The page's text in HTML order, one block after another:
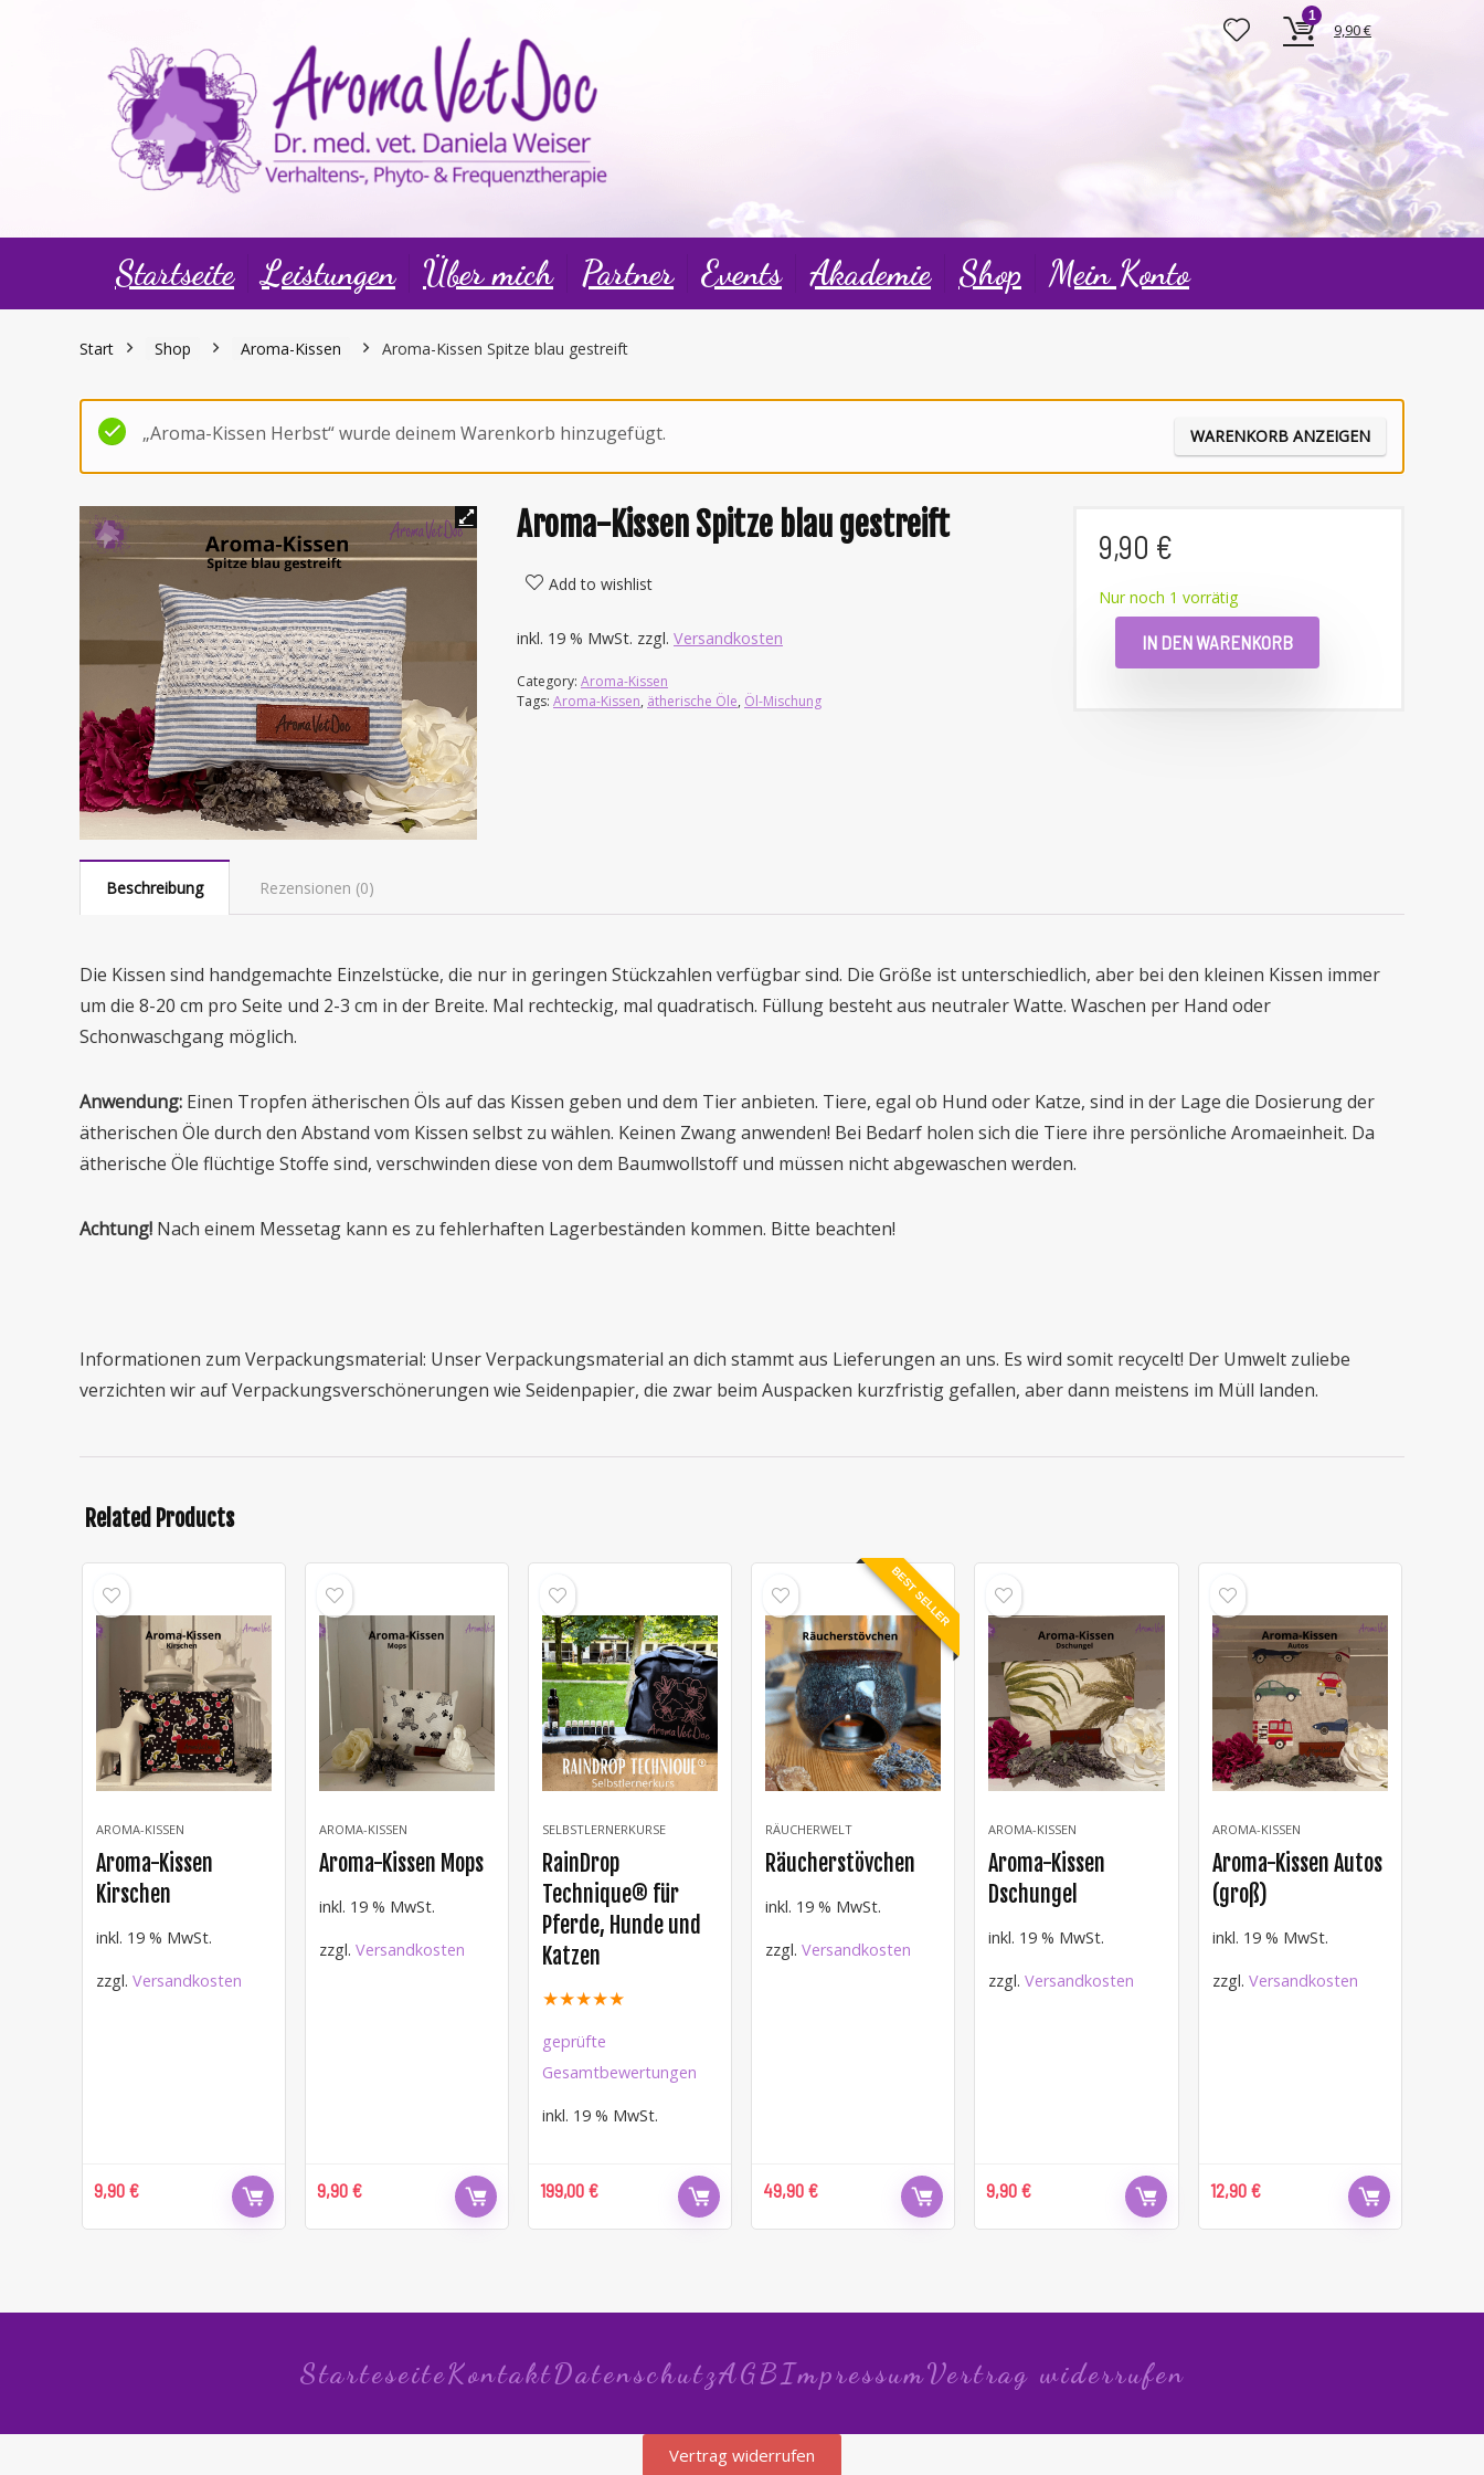
1
9,90€
Startseite Leistungen Über mich Partner Events Akademie Shop Mein Konto
Start Shop Aroma-Kissen Aroma-Kissen Spitze blau gestreift
„Aroma-Kissen Herbst“ wurde deinem Warenkorb hinzugefügt. WARENKORB ANZEIGEN
Aroma-Kissen Spitze blau gestreift
Add to wishlist
inkl. 19 % MwSt. zzgl. Versandkosten
Category: Aroma-Kissen
Tags: Aroma-Kissen, ätherische Öle, Öl-Mischung
9,90 €
Nur noch 1 vorrätig
IN DEN WARENKORB
Beschreibung Rezensionen (0)
Die Kissen sind handgemachte Einzelstücke, die nur in geringen Stückzahlen verfügbar sind. Die Größe ist unterschiedlich, aber bei den kleinen Kissen immer
um die 8-20 cm pro Seite und 2-3 cm in der Breite. Mal rechteckig, mal quadratisch. Füllung besteht aus neutraler Watte. Waschen per Hand oder
Schonwaschgang möglich.
Anwendung: Einen Tropfen ätherischen Öls auf das Kissen geben und dem Tier anbieten. Tiere, egal ob Hund oder Katze, sind in der Lage die Dosierung der
ätherischen Öle durch den Abstand vom Kissen selbst zu wählen. Keinen Zwang anwenden! Bei Bedarf holen sich die Tiere ihre persönliche Aromaeinheit. Da
ätherische Öle flüchtige Stoffe sind, verschwinden diese von dem Baumwollstoff und müssen nicht abgewaschen werden.
Achtung! Nach einem Messetag kann es zu fehlerhaften Lagerbeständen kommen. Bitte beachten!
Informationen zum Verpackungsmaterial: Unser Verpackungsmaterial an dich stammt aus Lieferungen an uns. Es wird somit recycelt! Der Umwelt zuliebe
verzichten wir auf Verpackungsverschönerungen wie Seidenpapier, die zwar beim Auspacken kurzfristig gefallen, aber dann meistens im Müll landen.
Related Products
AROMA-KISSEN
Aroma-Kissen
Kirschen
9,90 €
inkl. 19 % MwSt.
zzgl. Versandkosten
AROMA-KISSEN
Aroma-Kissen Mops
9,90 €
inkl. 19 % MwSt.
zzgl. Versandkosten
SELBSTLERNERKURSE
RainDrop
Technique® für
Pferde, Hunde und
Katzen
★★★★★
geprüfte
Gesamtbewertungen
199,00 €
inkl. 19 % MwSt.
BEST SELLER
RÄUCHERWELT
Räucherstövchen
49,90 €
inkl. 19 % MwSt.
zzgl.Versandkosten
AROMA-KISSEN
Aroma-Kissen
Dschungel
9,90 €
inkl. 19 % MwSt.
zzgl.Versandkosten
AROMA-KISSEN
Aroma-Kissen Autos
(groß)
12,90 €
inkl. 19 % MwSt.
zzgl. Versandkosten
StarteseiteKontaktDatenschutzAGBImpressumVertrag widerrufen
Vertrag widerrufen